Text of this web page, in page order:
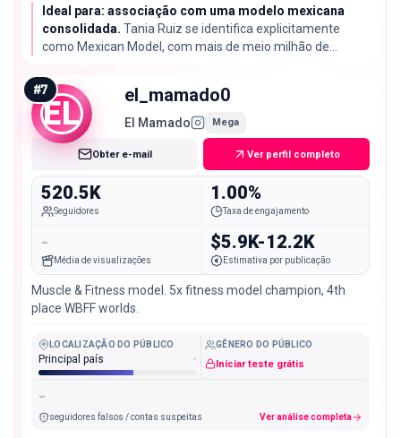
Ideal para: associação com uma modelo mexicana
consolidada. Tania Ruiz se identifica explicitamente
como Mexican Model, com mais de meio milhão de
mensurável no momento, algo que vale checar antes de
fechar.
EL
#7 el_mamado0
El Mamado Mega
Obter e-mail Ver perfil completo
520.5K
Seguidores
1.00%
Taxa de engajamento
-
Média de visualizações
$5.9K-12.2K
Estimativa por publicação
Muscle & Fitness model. 5x fitness model champion, 4th
place WBFF worlds.
LOCALIZAÇÃO DO PÚBLICO
Principal país -
GÊNERO DO PÚBLICO
Iniciar teste grátis
-
seguidores falsos / contas suspeitas Ver análise completa